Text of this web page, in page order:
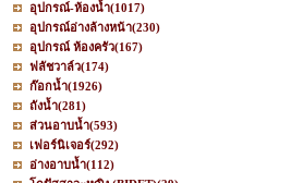
อุปกรณ์-ห้องน้ำ(1017)
อุปกรณ์อ่างล้างหน้า(230)
อุปกรณ์ ห้องครัว(167)
ฟลัชวาล์ว(174)
ก๊อกน้ำ(1926)
ถังน้ำ(281)
ส่วนอาบน้ำ(593)
เฟอร์นิเจอร์(292)
อ่างอาบน้ำ(112)